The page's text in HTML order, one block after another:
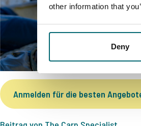
other information that
Deny
Anmelden für die besten